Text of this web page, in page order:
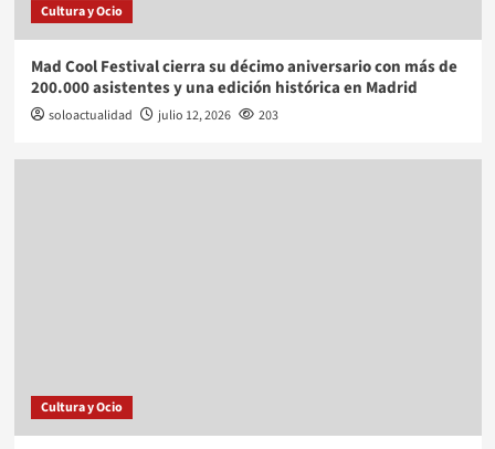
Cultura y Ocio
Mad Cool Festival cierra su décimo aniversario con más de
200.000 asistentes y una edición histórica en Madrid
soloactualidad julio 12, 2026 203
Cultura y Ocio